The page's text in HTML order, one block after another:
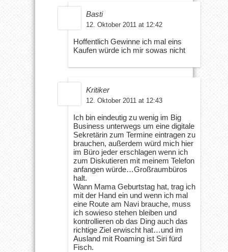
Basti
12. Oktober 2011 at 12:42
Hoffentlich Gewinne ich mal eins
Kaufen würde ich mir sowas nicht
Kritiker
12. Oktober 2011 at 12:43
Ich bin eindeutig zu wenig im Big
Business unterwegs um eine digitale
Sekretärin zum Termine eintragen zu
brauchen, außerdem würd mich hier
im Büro jeder erschlagen wenn ich
zum Diskutieren mit meinem Telefon
anfangen würde…Großraumbüros
halt.
Wann Mama Geburtstag hat, trag ich
mit der Hand ein und wenn ich mal
eine Route am Navi brauche, muss
ich sowieso stehen bleiben und
kontrollieren ob das Ding auch das
richtige Ziel erwischt hat…und im
Ausland mit Roaming ist Siri fürd
Fisch.